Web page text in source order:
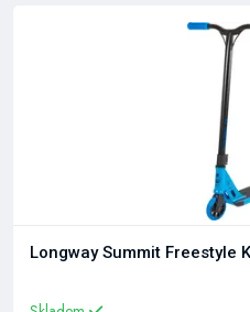
Longway Summit Freestyle